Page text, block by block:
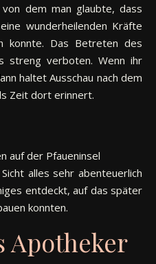
dem man glaubte, dass
wunderheilenden Kräfte
konnte. Das Betreten des
streng verboten. Wenn ihr
haltet Ausschau nach dem
Zeit dort erinnert.
auf der Pfaueninsel
alles sehr abenteuerlich
entdeckt, auf das später
konnten.
Apotheker